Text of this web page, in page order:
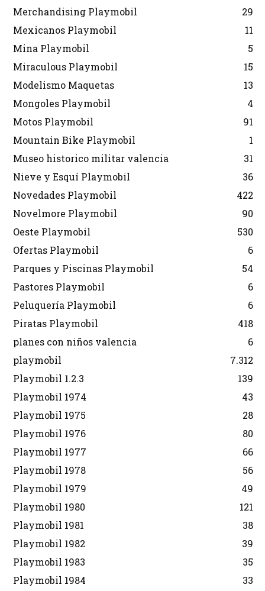
Merchandising Playmobil
29
Mexicanos Playmobil
11
Mina Playmobil
5
Miraculous Playmobil
15
Modelismo Maquetas
13
Mongoles Playmobil
4
Motos Playmobil
91
Mountain Bike Playmobil
1
Museo historico militar valencia
31
Nieve y Esquí Playmobil
36
Novedades Playmobil
422
Novelmore Playmobil
90
Oeste Playmobil
530
Ofertas Playmobil
6
Parques y Piscinas Playmobil
54
Pastores Playmobil
6
Peluquería Playmobil
6
Piratas Playmobil
418
planes con niños valencia
6
playmobil
7.312
Playmobil 1.2.3
139
Playmobil 1974
43
Playmobil 1975
28
Playmobil 1976
80
Playmobil 1977
66
Playmobil 1978
56
Playmobil 1979
49
Playmobil 1980
121
Playmobil 1981
38
Playmobil 1982
39
Playmobil 1983
35
Playmobil 1984
33